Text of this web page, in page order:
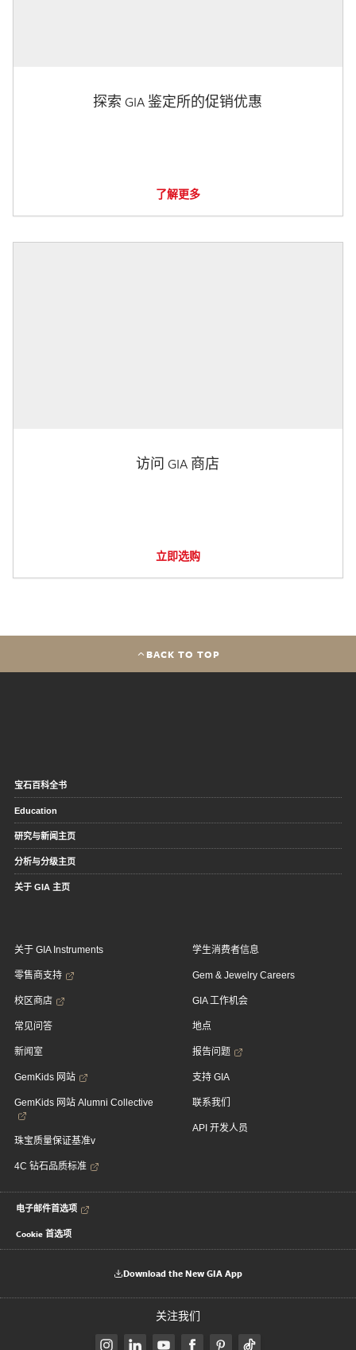
探索 GIA 鉴定所的促销优惠
了解更多
访问 GIA 商店
立即选购
BACK TO TOP
宝石百科全书
Education
研究与新闻主页
分析与分级主页
关于 GIA 主页
关于 GIA Instruments
零售商支持
校区商店
常见问答
新闻室
GemKids 网站
GemKids 网站 Alumni Collective
珠宝质量保证基准v
4C 钻石品质标准
学生消费者信息
Gem & Jewelry Careers
GIA 工作机会
地点
报告问题
支持 GIA
联系我们
API 开发人员
电子邮件首选项
Cookie 首选项
Download the New GIA App
关注我们